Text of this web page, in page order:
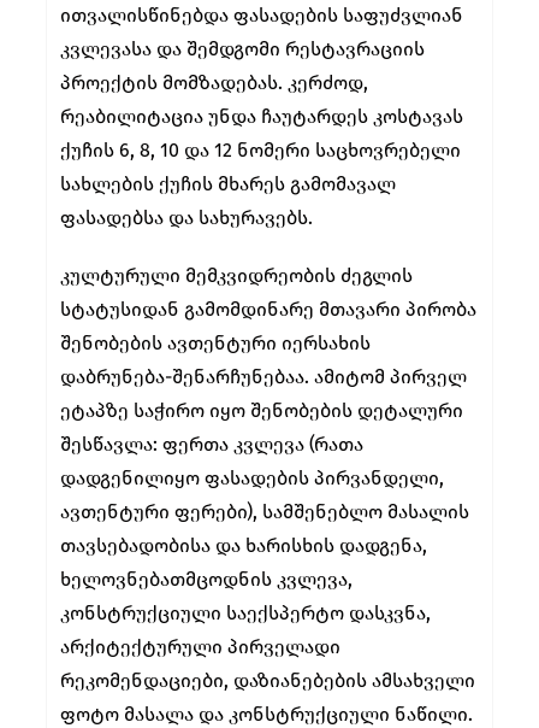
ითვალისწინებდა ფასადების საფუძვლიან
კვლევასა და შემდგომი რესტავრაციის
პროექტის მომზადებას. კერძოდ,
რეაბილიტაცია უნდა ჩაუტარდეს კოსტავას
ქუჩის 6, 8, 10 და 12 ნომერი საცხოვრებელი
სახლების ქუჩის მხარეს გამომავალ
ფასადებსა და სახურავებს.
კულტურული მემკვიდრეობის ძეგლის
სტატუსიდან გამომდინარე მთავარი პირობა
შენობების ავთენტური იერსახის
დაბრუნება-შენარჩუნებაა. ამიტომ პირველ
ეტაპზე საჭირო იყო შენობების დეტალური
შესწავლა: ფერთა კვლევა (რათა
დადგენილიყო ფასადების პირვანდელი,
ავთენტური ფერები), სამშენებლო მასალის
თავსებადობისა და ხარისხის დადგენა,
ხელოვნებათმცოდნის კვლევა,
კონსტრუქციული საექსპერტო დასკვნა,
არქიტექტურული პირველადი
რეკომენდაციები, დაზიანებების ამსახველი
ფოტო მასალა და კონსტრუქციული ნაწილი.